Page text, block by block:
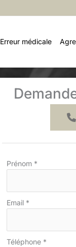
Erreur médicale
Formulaire
Prénom *
Email *
Téléphone *